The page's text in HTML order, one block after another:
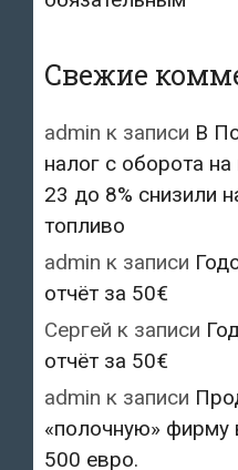
Свежие
admin к записи В
налог с оборота
23 до 8% снизили
топливо
admin к записи
отчёт за 50€
Сергей к записи
отчёт за 50€
admin к записи
«полочную» фирму
500 евро.